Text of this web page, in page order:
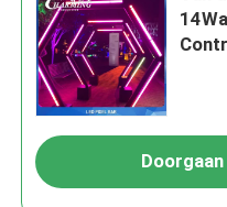
Doorgaan